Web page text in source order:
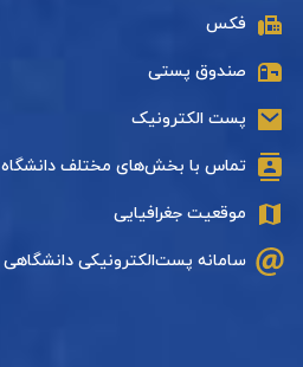
فکس
صندوق پستی
پست الکترونیک
تماس با بخش‌های مختلف دانشگاه
موقعیت جغرافیایی
سامانه پست‌الکترونیکی دانشگاهی